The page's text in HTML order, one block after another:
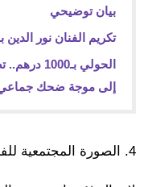
بيان توضيحي
تكريم الفنان نور الدين
الحولي
إلى موجة ضحك
4. الصورة المجتمعية للفنان